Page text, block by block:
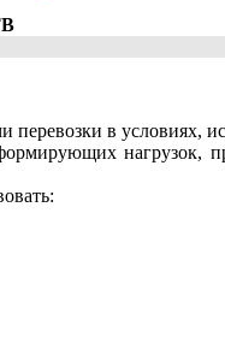
перевозки в